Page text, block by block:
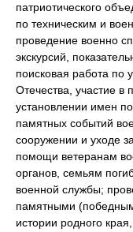
патриотического
по техническим и
проведение военно
экскурсий,
поисковая работа по
Отечества, участие в
установлении имен
памятных событий
сооружении и уходе
помощи ветеранам
органов, семьям
военной службы;
памятными
истории родного